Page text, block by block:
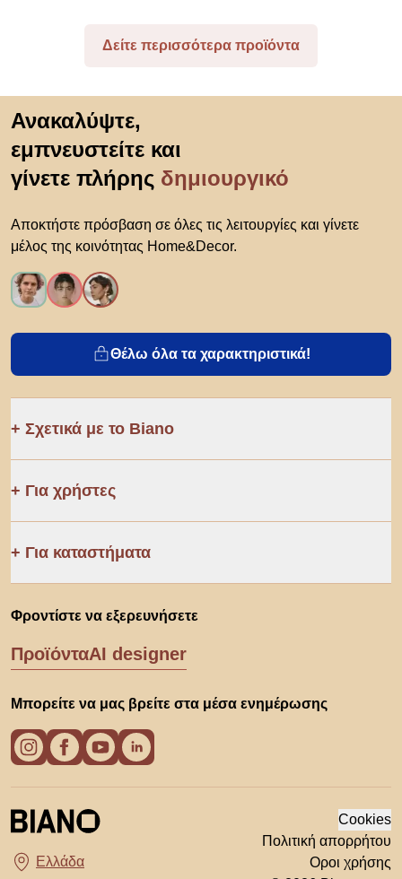
Δείτε περισσότερα προϊόντα
Ανακαλύψτε,
εμπνευστείτε και
γίνετε πλήρης δημιουργικό
Αποκτήστε πρόσβαση σε όλες τις λειτουργίες και γίνετε
μέλος της κοινότητας Home&Decor.
Θέλω όλα τα χαρακτηριστικά!
Σχετικά με το Biano
Για χρήστες
Για καταστήματα
Φροντίστε να εξερευνήσετε
ΠροϊόνταAI designer
Μπορείτε να μας βρείτε στα μέσα ενημέρωσης
Διάλεξε χώρα
Cookies
Πολιτική απορρήτου
Οροι χρήσης